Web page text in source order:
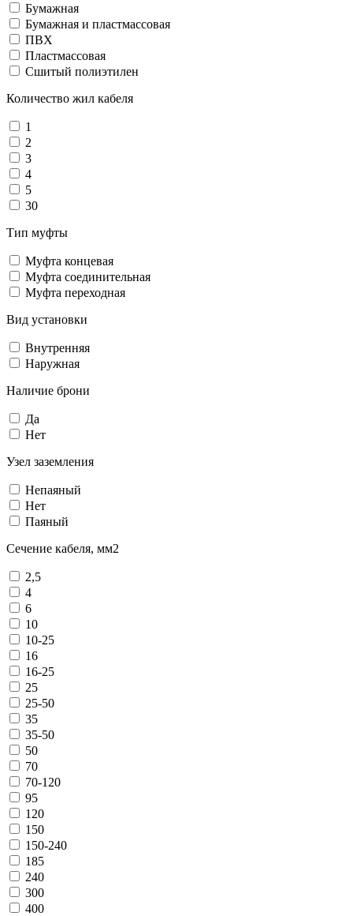
Бумажная
Бумажная и пластмассовая
ПВХ
Пластмассовая
Сшитый полиэтилен
Количество жил кабеля
1
2
3
4
5
30
Тип муфты
Муфта концевая
Муфта соединительная
Муфта переходная
Вид установки
Внутренняя
Наружная
Наличие брони
Да
Нет
Узел заземления
Непаяный
Нет
Паяный
Сечение кабеля, мм2
2,5
4
6
10
10-25
16
16-25
25
25-50
35
35-50
50
70
70-120
95
120
150
150-240
185
240
300
400